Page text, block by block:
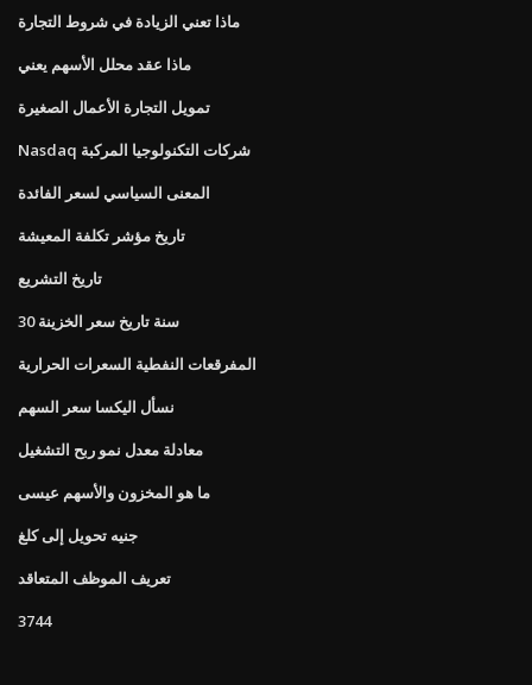
ماذا تعني الزيادة في شروط التجارة
ماذا عقد محلل الأسهم يعني
تمويل التجارة الأعمال الصغيرة
Nasdaq شركات التكنولوجيا المركبة
المعنى السياسي لسعر الفائدة
تاريخ مؤشر تكلفة المعيشة
تاريخ التشريع
30 سنة تاريخ سعر الخزينة
المفرقعات النفطية السعرات الحرارية
نسأل اليكسا سعر السهم
معادلة معدل نمو ربح التشغيل
ما هو المخزون والأسهم عيسى
جنيه تحويل إلى كلغ
تعريف الموظف المتعاقد
3744